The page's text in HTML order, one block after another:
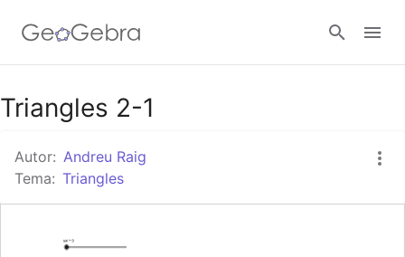
Google Classroom
Aula GeoGebra
Triangles 2-1
Autor: Andreu Raig
Tema: Triangles